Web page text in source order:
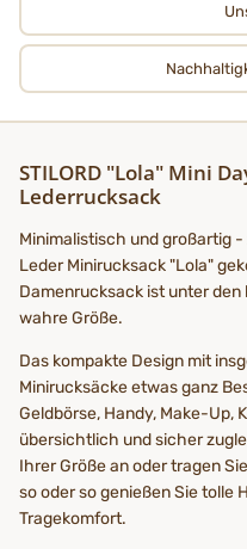
STILORD "Lola" Mini
Lederrucksack
Minimalistisch und großartig
Leder Minirucksack "Lola"
Damenrucksack ist unter
wahre Größe.
Das kompakte Design mit
Minirucksäcke etwas ganz
Geldbörse, Handy, Make-Up,
übersichtlich und sicher
Ihrer Größe an oder tragen
so oder so genießen Sie tolle
Tragekomfort.